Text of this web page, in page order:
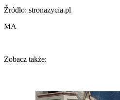
Źródło: stronazycia.pl
MA
Zobacz także: